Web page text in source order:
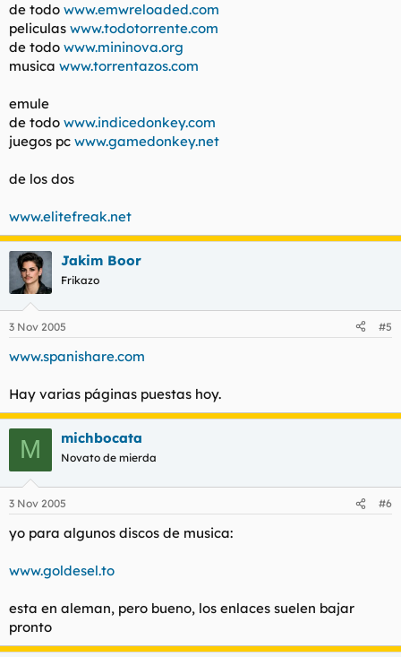
de todo www.emwreloaded.com
peliculas www.todotorrente.com
de todo www.mininova.org
musica www.torrentazos.com
emule
de todo www.indicedonkey.com
juegos pc www.gamedonkey.net
de los dos
www.elitefreak.net
Jakim Boor
Frikazo
3 Nov 2005 #5
www.spanishare.com
Hay varias páginas puestas hoy.
M michbocata
Novato de mierda
3 Nov 2005 #6
yo para algunos discos de musica:
www.goldesel.to
esta en aleman, pero bueno, los enlaces suelen bajar
pronto